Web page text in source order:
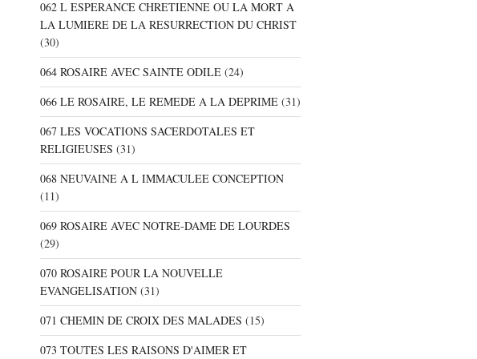
062 L ESPERANCE CHRETIENNE OU LA MORT A
LA LUMIERE DE LA RESURRECTION DU CHRIST
(30)
064 ROSAIRE AVEC SAINTE ODILE(24)
066 LE ROSAIRE, LE REMEDE A LA DEPRIME(31)
067 LES VOCATIONS SACERDOTALES ET
RELIGIEUSES (31)
068 NEUVAINE A L IMMACULEE CONCEPTION
(11)
069 ROSAIRE AVEC NOTRE-DAME DE LOURDES
(29)
070 ROSAIRE POUR LA NOUVELLE
EVANGELISATION(31)
071 CHEMIN DE CROIX DES MALADES (15)
073 TOUTES LES RAISONS D'AIMER ET